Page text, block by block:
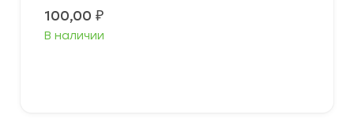
100,00 ₽
В наличии